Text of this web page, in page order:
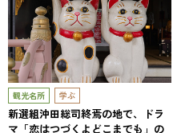
観光名所 学ぶ
新選組沖田総司終焉の地で、ドラ
マ「恋はつづくよどこまでも」の